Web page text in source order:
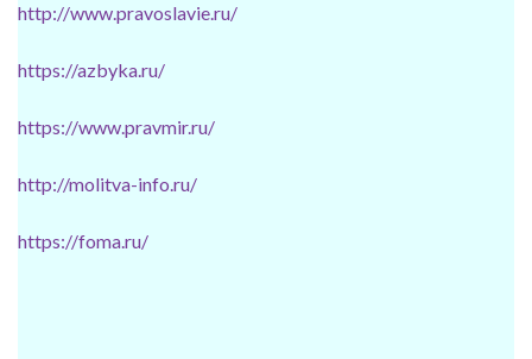
http://www.pravoslavie.ru/
https://azbyka.ru/
https://www.pravmir.ru/
http://molitva-info.ru/
https://foma.ru/